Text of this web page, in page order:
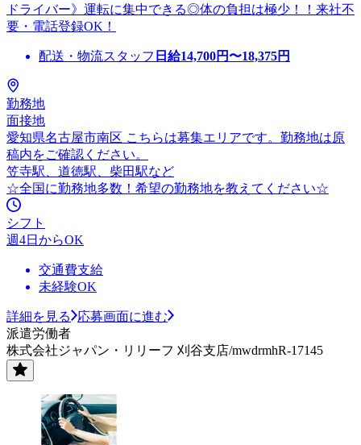
ドライバー》運転に集中できる◎体の負担は極少！！来社不
要・電話登録OK！
配送・物流スタッフ 日給14,700円〜18,375円
勤務地
面接地
愛知県名古屋市南区 こちらは募集エリアです。勤務地は原
稿内をご確認ください。
笠寺駅、道徳駅、柴田駅など
☆全国に勤務地多数！希望の勤務地を教えてください☆
シフト
週4日からOK
交通費支給
未経験OK
詳細を見る
応募画面に進む
派遣労働者
株式会社ジャパン・リリーフ 刈谷支店/mwdrmhR-17145